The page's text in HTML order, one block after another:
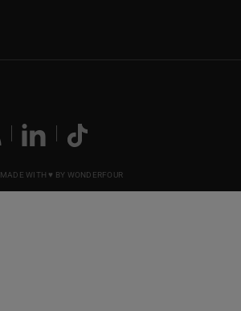
MADE WITH ♥ BY WONDERFOUR